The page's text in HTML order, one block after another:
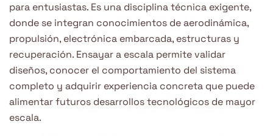
para entusiastas. Es una disciplina técnica exigente,
donde se integran conocimientos de aerodinámica,
propulsión, electrónica embarcada, estructuras y
recuperación. Ensayar a escala permite validar
diseños, conocer el comportamiento del sistema
completo y adquirir experiencia concreta que puede
alimentar futuros desarrollos tecnológicos de mayor
escala.